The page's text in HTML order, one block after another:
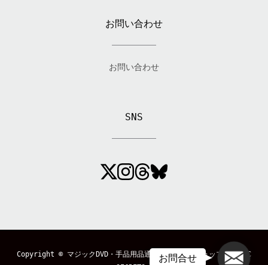
お問い合わせ
お問い合わせ
SNS
Copyright © マジックDVD・手品用品通販のマジックショップ「MAGIC
メール
お問合せ